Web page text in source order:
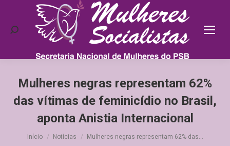
Search:
Mulheres negras representam 62%
das vítimas de feminicídio no Brasil,
aponta Anistia Internacional
Você está aqui:
Início Notícias Mulheres negras representam 62% das…